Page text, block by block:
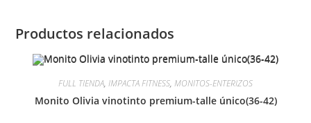
Productos relacionados
FULL TIENDA, IMPACTA FITNESS, MONITOS-ENTERIZOS
Monito Olivia vinotinto premium-talle único(36-42)